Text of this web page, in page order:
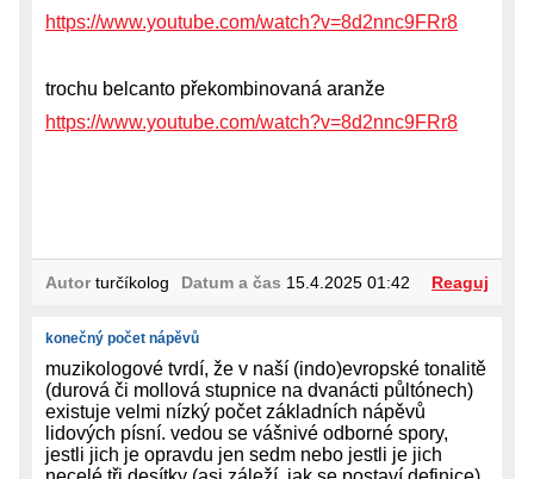
https://www.youtube.com/watch?v=8d2nnc9FRr8
trochu belcanto překombinovaná aranže
https://www.youtube.com/watch?v=8d2nnc9FRr8
Autorturčíkolog Datum a čas 15.4.2025 01:42 Reaguj
konečný počet nápěvů
muzikologové tvrdí, že v naší (indo)evropské tonalitě
(durová či mollová stupnice na dvanácti půltónech)
existuje velmi nízký počet základních nápěvů
lidových písní. vedou se vášnivé odborné spory,
jestli jich je opravdu jen sedm nebo jestli je jich